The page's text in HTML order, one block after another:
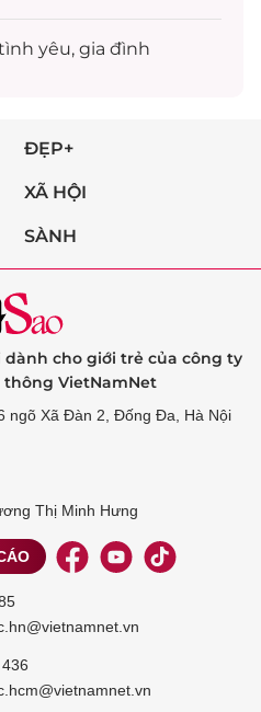
yêu, gia đình
ĐẸP+
XÃ HỘI
SÀNH
cho giới trẻ của công ty
VietNamNet
ngõ Xã Đàn 2, Đống Đa, Hà Nội
Thị Minh Hưng